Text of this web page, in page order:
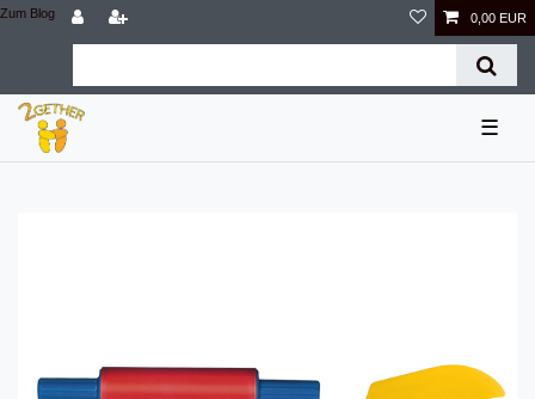
Zum Blog 0,00 EUR
☰